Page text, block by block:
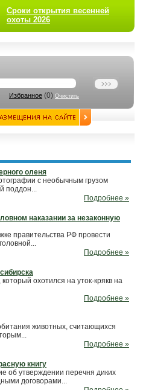
Сроки открытия весенней
охоты 2026
Избранное (0) Очистить
оленя
с необычным грузом
поддон...
Подробнее »
наказании за незаконную
правительства РФ провести
Подробнее »
охотился на уток-крякв на
Подробнее »
животных, считающихся
Подробнее »
книгу
об утверждении перечня диких
договорами...